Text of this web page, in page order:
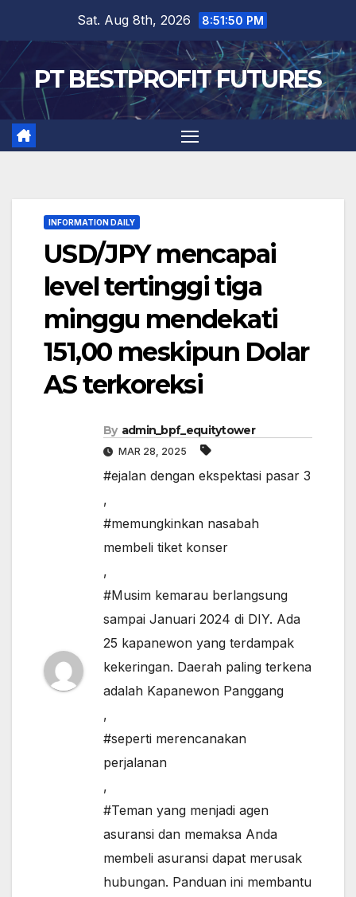
content
Sat. Aug 8th, 2026 8:51:51 PM
PT BESTPROFIT FUTURES
INFORMATION DAILY
USD/JPY mencapai
level tertinggi tiga
minggu mendekati
151,00 meskipun Dolar
AS terkoreksi
By admin_bpf_equitytower
MAR 28, 2025
#ejalan dengan ekspektasi pasar 3
,
#memungkinkan nasabah
membeli tiket konser
,
#Musim kemarau berlangsung
sampai Januari 2024 di DIY. Ada
25 kapanewon yang terdampak
kekeringan. Daerah paling terkena
adalah Kapanewon Panggang
,
#seperti merencanakan
perjalanan
,
#Teman yang menjadi agen
asuransi dan memaksa Anda
membeli asuransi dapat merusak
hubungan. Panduan ini membantu